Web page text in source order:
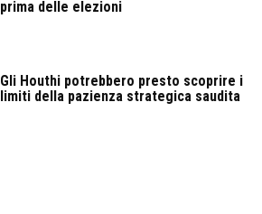
prima delle elezioni
Gli Houthi potrebbero presto scoprire i
limiti della pazienza strategica saudita